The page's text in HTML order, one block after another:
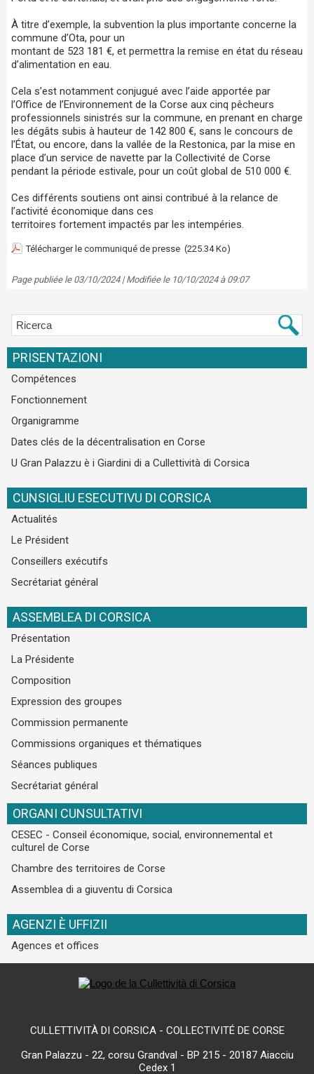
À titre d’exemple, la subvention la plus importante concerne la
commune d’Ota, pour un
montant de 523 181 €, et permettra la remise en état du réseau
d’alimentation en eau.
Cela s’est notamment conjugué avec l’aide apportée par
l’Office de l’Environnement de la Corse aux cinq pêcheurs
professionnels sinistrés sur la commune, en prenant en charge
les dégâts subis à hauteur de 142 800 €, sans le concours de
l’État, ou encore, dans la vallée de la Restonica, par la mise en
place d’un service de navette par la Collectivité de Corse
pendant la période estivale, pour un coût global de 510 000 €.
Ces différents soutiens ont ainsi contribué à la relance de
l’activité économique dans ces
territoires fortement impactés par les intempéries.
Télécharger le communiqué de presse (225.34 Ko)
Page publiée le 03/10/2024 | Modifiée le 10/10/2024 à 09:07
PRISENTAZIONI
Compétences
Fonctionnement
Organigramme
Dates clés de la décentralisation en Corse
U Gran Palazzu è i Giardini di a Cullettività di Corsica
CUNSIGLIU ESECUTIVU DI CORSICA
Actualités
Le Président
Conseillers exécutifs
Secrétariat général
ASSEMBLEA DI CORSICA
Présentation
La Présidente
Composition
Expression des groupes
Commission permanente
Commissions organiques et thématiques
Séances publiques
Secrétariat général
ORGANI CUNSULTATIVI
CESEC - Conseil économique, social, environnemental et
culturel de Corse
Chambre des territoires de Corse
Assemblea di a giuventu di Corsica
AGENZI È UFFIZII
Agences et offices
CULLETTIVITÀ DI CORSICA - COLLECTIVITÉ DE CORSE
Gran Palazzu - 22, corsu Grandval - BP 215 - 20187 Aiacciu
Cedex 1